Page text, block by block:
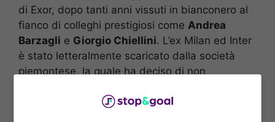
di Exor, dopo tanti anni vissuti in bianconero al
fianco di colleghi prestigiosi come Andrea
Barzagli e Giorgio Chiellini. L’ex Milan ed Inter
è stato letteralmente scaricato dalla società
piemontese, la quale ha deciso di non
tecnico e, di conseguenza,metterlo fuori rosa